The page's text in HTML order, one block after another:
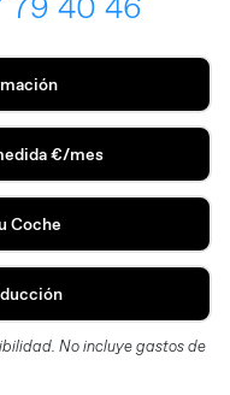
€/mes
Coche
No incluye gastos de